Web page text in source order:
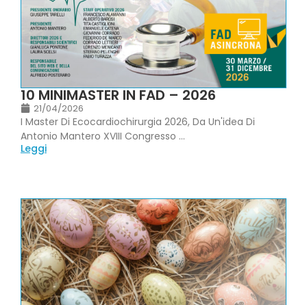
10 MINIMASTER IN FAD – 2026
21/04/2026
I Master Di Ecocardiochirurgia 2026, Da Un'idea Di
Antonio Mantero XVIII Congresso ...
Leggi